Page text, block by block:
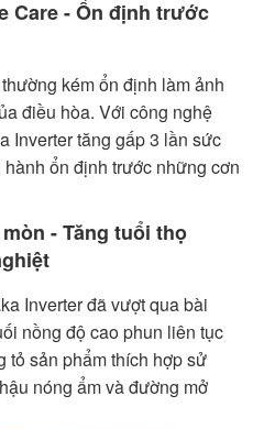
Care - Ổn định trước
kém ổn định làm ảnh
điều hòa. Với công nghệ
Inverter tăng gấp 3 lần sức
ổn định trước những cơn
- Tăng tuổi thọ
Inverter đã vượt qua bài
nồng độ cao phun liên tục
tỏ sản phẩm thích hợp sử
nóng ẩm và đường mở